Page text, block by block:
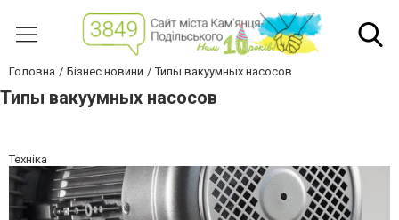
Головна Бізнес новини Типы вакуумных насосов
Типы вакуумных насосов
Техніка